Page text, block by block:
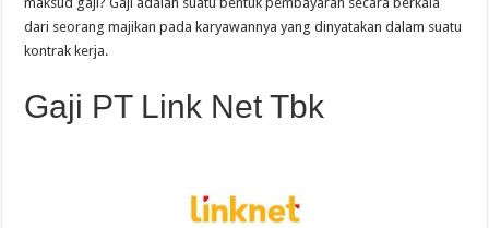
dari seorang majikan pada karyawannya yang dinyatakan dalam suatu
kontrak kerja.
Gaji PT Link Net Tbk